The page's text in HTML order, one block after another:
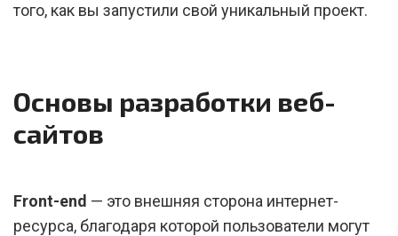
того, как вы запустили свой уникальный проект.
Основы разработки веб-
сайтов
Front-end — это внешняя сторона интернет-
ресурса, благодаря которой пользователи могут